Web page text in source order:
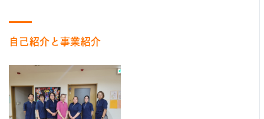
自己紹介と事業紹介